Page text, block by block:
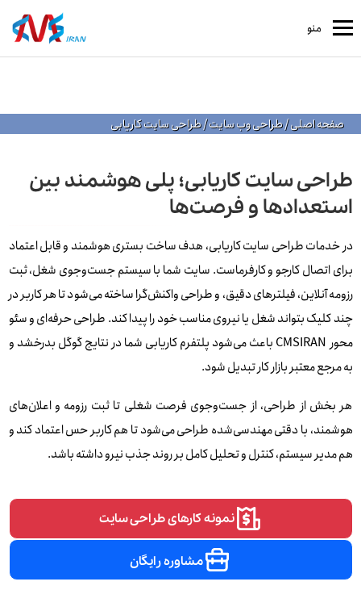
منو
صفحه اصلی/طراحی وب سایت/طراحی سایت کاریابی
طراحی سایت کاریابی؛ پلی هوشمند بین
استعدادها و فرصت‌ها
در خدمات طراحی سایت کاریابی، هدف ساخت بستری هوشمند و قابل اعتماد
برای اتصال کارجو و کارفرماست. سایت شما با سیستم جست‌وجوی شغل، ثبت
رزومه آنلاین، فیلترهای دقیق، و طراحی واکنش‌گرا ساخته می‌شود تا هر کاربر در
چند کلیک بتواند شغل یا نیروی مناسب خود را پیدا کند. طراحی حرفه‌ای و سئو
محور CMSIRAN باعث می‌شود پلتفرم کاریابی شما در نتایج گوگل بدرخشد و
به مرجع معتبر بازار کار تبدیل شود.
هر بخش از طراحی، از جست‌وجوی فرصت شغلی تا ثبت رزومه و اعلان‌های
هوشمند، با دقتی مهندسی‌شده طراحی می‌شود تا هم کاربر حس اعتماد کند و
هم مدیر سیستم، کنترل و تحلیل کامل بر روند جذب نیرو داشته باشد.
نمونه کارهای طراحی سایت
مشاوره رایگان